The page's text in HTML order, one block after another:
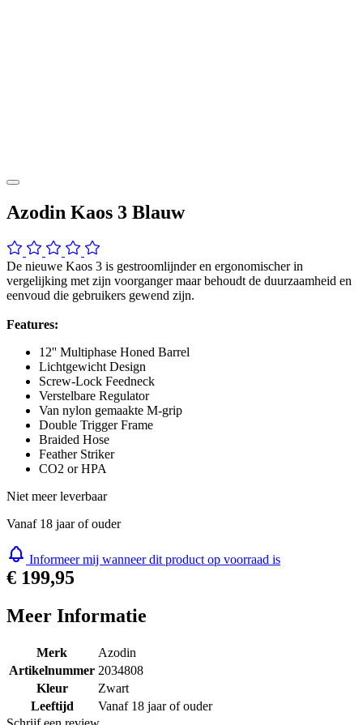
Azodin Kaos 3 Blauw
De nieuwe Kaos 3 is gestroomlijnder en ergonomischer in
vergelijking met zijn voorganger maar behoudt de duurzaamheid en
eenvoud die gebruikers gewend zijn.
Features:
12'' Multiphase Honed Barrel
Lichtgewicht Design
Screw-Lock Feedneck
Verstelbare Regulator
Van nylon gemaakte M-grip
Double Trigger Frame
Braided Hose
Feather Striker
CO2 or HPA
Niet meer leverbaar
Vanaf 18 jaar of ouder
Informeer mij wanneer dit product op voorraad is
€ 199,95
Meer Informatie
Merk
Azodin
Artikelnummer 2034808
Kleur
Zwart
Leeftijd
Vanaf 18 jaar of ouder